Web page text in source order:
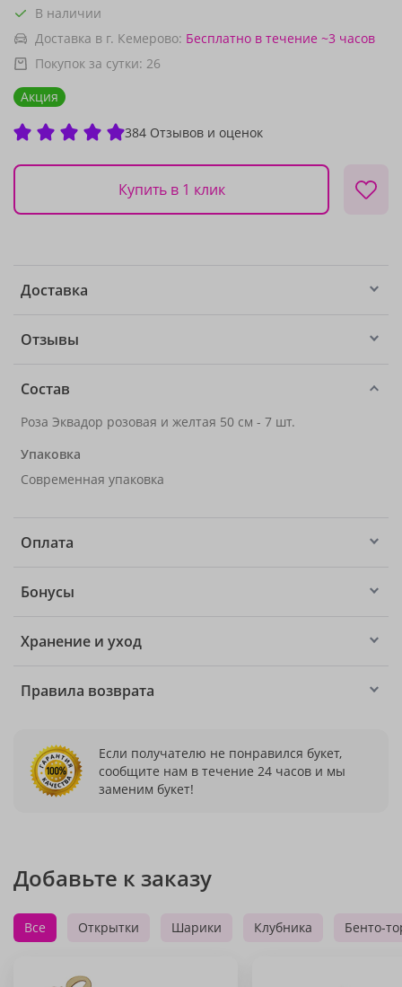
В наличии
Доставка в г. Кемерово: Бесплатно в течение ~3 часов
Покупок за сутки: 26
Акция
384 Отзывов и оценок
Купить в 1 клик
Доставка
Отзывы
Состав
Роза Эквадор розовая и желтая 50 см - 7 шт.
Упаковка
Современная упаковка
Оплата
Бонусы
Хранение и уход
Правила возврата
Если получателю не понравился букет,
сообщите нам в течение 24 часов и мы
заменим букет!
Добавьте к заказу
Все Открытки Шарики Клубника Бенто-